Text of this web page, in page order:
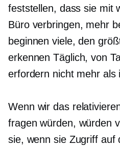
feststellen, dass sie mit
Büro verbringen, mehr
beginnen viele, den
erkennenTäglich, von
erfordern nicht mehr als
Wenn wir das
fragen würden, würden
sie, wenn sie Zugriff auf